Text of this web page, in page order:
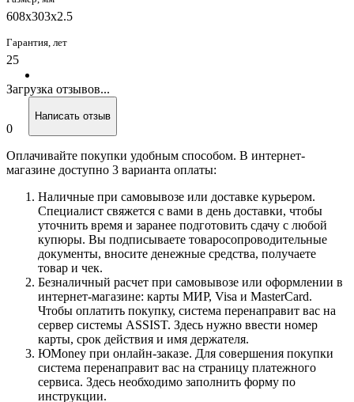
608x303x2.5
Гарантия, лет
25
Загрузка отзывов...
0
Написать отзыв
Оплачивайте покупки удобным способом. В интернет-
магазине доступно 3 варианта оплаты:
Наличные при самовывозе или доставке курьером.
Специалист свяжется с вами в день доставки, чтобы
уточнить время и заранее подготовить сдачу с любой
купюры. Вы подписываете товаросопроводительные
документы, вносите денежные средства, получаете
товар и чек.
Безналичный расчет при самовывозе или оформлении в
интернет-магазине: карты МИР, Visa и MasterCard.
Чтобы оплатить покупку, система перенаправит вас на
сервер системы ASSIST. Здесь нужно ввести номер
карты, срок действия и имя держателя.
ЮMoney при онлайн-заказе. Для совершения покупки
система перенаправит вас на страницу платежного
сервиса. Здесь необходимо заполнить форму по
инструкции.